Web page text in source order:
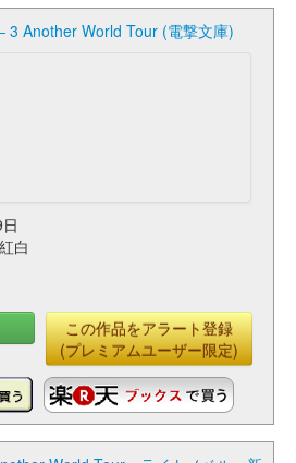
Another World Tour (電撃文庫)
白
この作品をアラート登録
(プレミアムユーザー限定)